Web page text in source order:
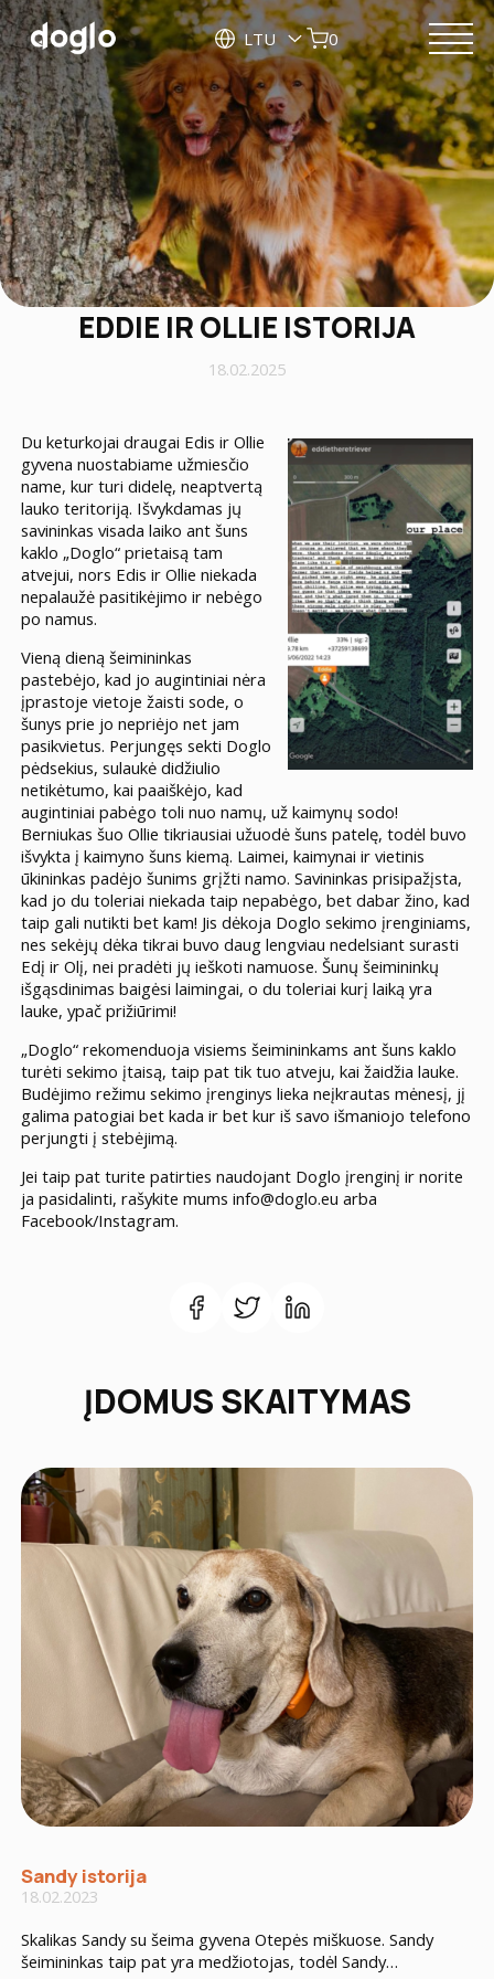
LTU 0
EDDIE IR OLLIE ISTORIJA
18.02.2025
Du keturkojai draugai Edis ir Ollie
gyvena nuostabiame užmiesčio
name, kur turi didelę, neaptvertą
lauko teritoriją. Išvykdamas jų
savininkas visada laiko ant šuns
kaklo „Doglo“ prietaisą tam
atvejui, nors Edis ir Ollie niekada
nepalaužė pasitikėjimo ir nebėgo
po namus.
Vieną dieną šeimininkas
pastebėjo, kad jo augintiniai nėra
įprastoje vietoje žaisti sode, o
šunys prie jo nepriėjo net jam
pasikvietus. Perjungęs sekti Doglo
pėdsekius, sulaukė didžiulio
netikėtumo, kai paaiškėjo, kad
augintiniai pabėgo toli nuo namų, už kaimynų sodo!
Berniukas šuo Ollie tikriausiai užuodė šuns patelę, todėl buvo
išvykta į kaimyno šuns kiemą. Laimei, kaimynai ir vietinis
ūkininkas padėjo šunims grįžti namo. Savininkas prisipažįsta,
kad jo du toleriai niekada taip nepabėgo, bet dabar žino, kad
taip gali nutikti bet kam! Jis dėkoja Doglo sekimo įrenginiams,
nes sekėjų dėka tikrai buvo daug lengviau nedelsiant surasti
Edį ir Olį, nei pradėti jų ieškoti namuose. Šunų šeimininkų
išgąsdinimas baigėsi laimingai, o du toleriai kurį laiką yra
lauke, ypač prižiūrimi!
„Doglo“ rekomenduoja visiems šeimininkams ant šuns kaklo
turėti sekimo įtaisą, taip pat tik tuo atveju, kai žaidžia lauke.
Budėjimo režimu sekimo įrenginys lieka neįkrautas mėnesį, jį
galima patogiai bet kada ir bet kur iš savo išmaniojo telefono
perjungti į stebėjimą.
Jei taip pat turite patirties naudojant Doglo įrenginį ir norite
ja pasidalinti, rašykite mums info@doglo.eu arba
Facebook/Instagram.
ĮDOMUS SKAITYMAS
Sandy istorija
18.02.2023
Skalikas Sandy su šeima gyvena Otepės miškuose. Sandy
šeimininkas taip pat yra medžiotojas, todėl Sandy